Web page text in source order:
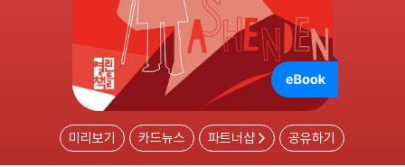
미리보기 카드뉴스 파트너샵 공유하기